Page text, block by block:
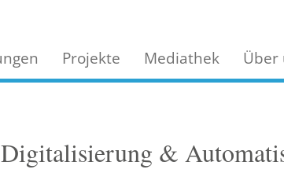
Projekte Mediathek Über
&